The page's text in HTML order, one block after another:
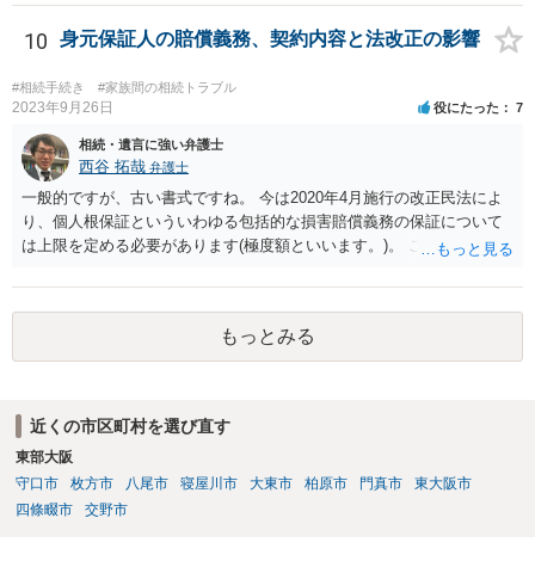
士が主張書面の提出を渋っているようですが、弁護士として提出の実
益がないと考えている可能性もあると思いますので、そのあたりも含
めて、弁護士見解を確認等するためによく打ち合わせた方がよいと思
います。単に面倒臭いということで書面提出をしないということであ
れば、当該弁護士との委任関係を修了した上で、貴方のほうで書面提
出することを検討なさった方がよいでしょう。
10 身元保証人の賠償義務、契約内容と法改正の影響
#相続手続き #家族間の相続トラブル
2023年9月26日 役にたった 7
相続・遺言に強い弁護士
西谷 拓哉 弁護士
一般的ですが、古い書式ですね。 今は2020年4月施行の改正民法によ
り、個人根保証といういわゆる包括的な損害賠償義務の保証について
は上限を定める必要があります(極度額といいます。)。 この書式にサ
り、会社側は請求できない可能性が高そうです。
もっとみる
近くの市区町村を選び直す
東部大阪
守口市
枚方市 八尾市 寝屋川市 大東市 柏原市 門真市
東大阪市
四條畷市
交野市